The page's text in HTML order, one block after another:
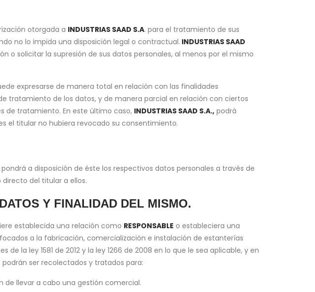
otorgada a INDUSTRIAS SAAD S.A. para el tratamiento de sus
no lo impida una disposición legal o contractual. INDUSTRIAS SAAD
solicitar la supresión de sus datos personales, al menos por el mismo
expresarse de manera total en relación con las finalidades
tratamiento de los datos, y de manera parcial en relación con ciertos
de tratamiento. En este último caso, INDUSTRIAS SAAD S.A., podrá
el titular no hubiera revocado su consentimiento.
pondrá a disposición de éste los respectivos datos personales a través de
del titular a ellos.
Y FINALIDAD DEL MISMO.
establecida una relación como RESPONSABLE o estableciera una
a la fabricación, comercialización e instalación de estanterías
la ley 1581 de 2012 y la ley 1266 de 2008 en lo que le sea aplicable, y en
ser recolectados y tratados para:
de llevar a cabo una gestión comercial.